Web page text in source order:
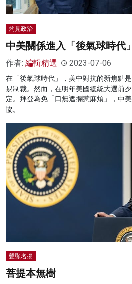
灼見活動
關於我們
灼見政治
中美關係進入「後氣球時代」
作者: 編輯精選 2023-07-06
在「後氣球時代」，美中對抗的新焦點
易制裁。然而，在明年美國總統大選前
定。拜登為免「口無遮攔惹麻煩」，中
協。
聲顯名揚
菩提本無樹